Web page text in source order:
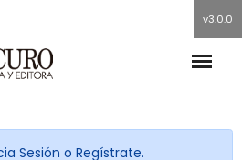
v3.0.0
Sesión o Regístrate.